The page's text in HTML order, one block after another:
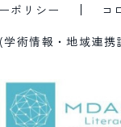
ポリシー
コ
学術情報・地域連携